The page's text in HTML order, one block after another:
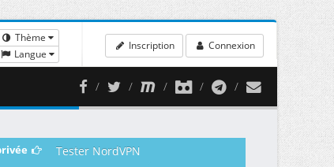
Thème
Langue
Inscription Connexion
Tester NordVPN